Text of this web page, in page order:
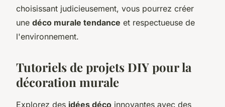
choisissant judicieusement, vous pourrez créer
une déco murale tendance et respectueuse de
l'environnement.
Tutoriels de projets DIY pour la
décoration murale
Explorez des idées déco innovantes avec des